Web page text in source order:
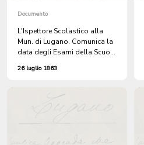
Scolastico alla Mun. di
del 26 luglio.
Documento
L'Ispettore Scolastico alla
Mun. di Lugano. Comunica la
data degli Esami della Scuola
26 luglio 1863